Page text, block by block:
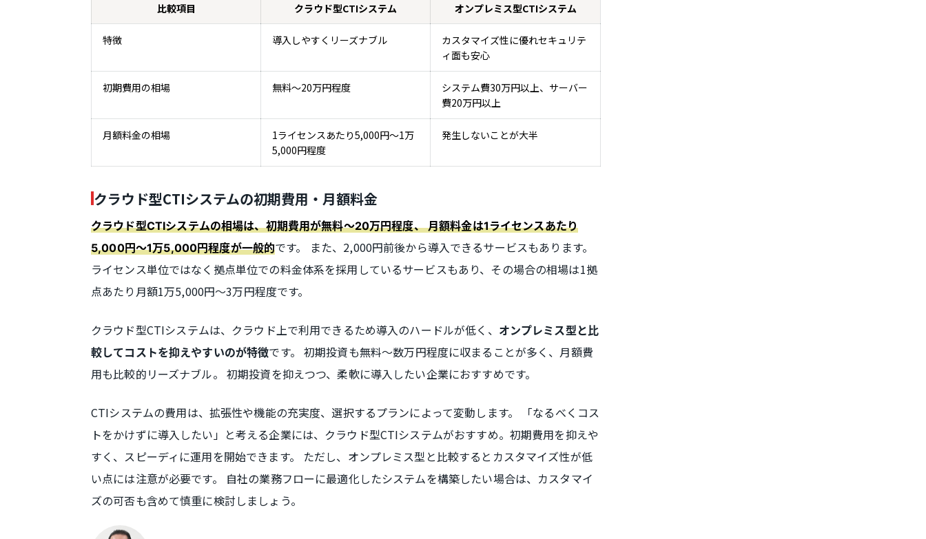
比較項目 クラウド型CTIシステム オンプレミス型CTIシステム
特徴 導入しやすくリーズナブル
カスタマイズ性に優れセキュリテ
ィ面も安心
初期費用の相場 無料〜20万円程度
システム費30万円以上、サーバー
費20万円以上
月額料金の相場
1ライセンスあたり5,000円～1万
5,000円程度
発生しないことが大半
クラウド型CTIシステムの初期費用・月額料金
クラウド型CTIシステムの相場は、初期費用が無料〜20万円程度、 月額料金は1ライセンスあたり
5,000円〜1万5,000円程度が一般的です。 また、2,000円前後から導入できるサービスもあります。
ライセンス単位ではなく拠点単位での料金体系を採用しているサービスもあり、その場合の相場は1拠
点あたり月額1万5,000円〜3万円程度です。
クラウド型CTIシステムは、クラウド上で利用できるため導入のハードルが低く、 オンプレミス型と比
較してコストを抑えやすいのが特徴です。 初期投資も無料〜数万円程度に収まることが多く、月額費
用も比較的リーズナブル。 初期投資を抑えつつ、柔軟に導入したい企業におすすめです。
CTIシステムの費用は、拡張性や機能の充実度、選択するプランによって変動します。 「なるべくコス
トをかけずに導入したい」と考える企業には、クラウド型CTIシステムがおすすめ。初期費用を抑えや
すく、スピーディに運用を開始できます。 ただし、オンプレミス型と比較するとカスタマイズ性が低
い点には注意が必要です。 自社の業務フローに最適化したシステムを構築したい場合は、カスタマイ
ズの可否も含めて慎重に検討しましょう。